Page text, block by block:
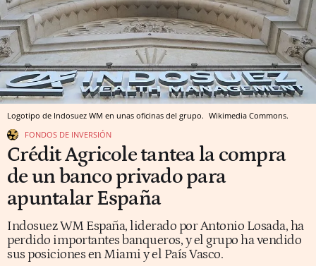
Logotipo de Indosuez WM en unas oficinas del grupo. Wikimedia Commons.
FONDOS DE INVERSIÓN
Crédit Agricole tantea la compra
de un banco privado para
apuntalar España
Indosuez WM España, liderado por Antonio Losada, ha
perdido importantes banqueros, y el grupo ha vendido
sus posiciones en Miami y el País Vasco.